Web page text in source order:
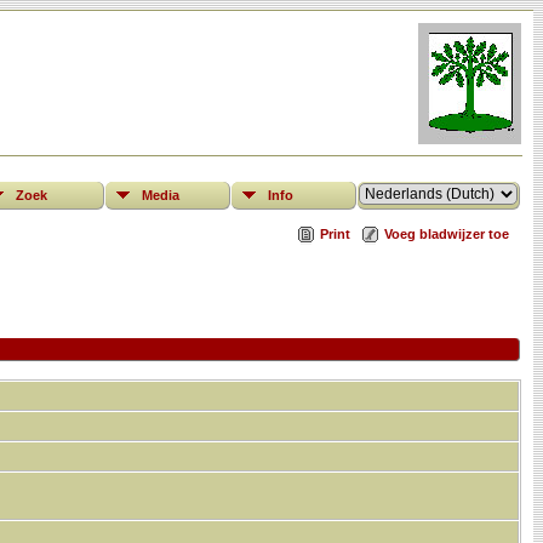
Zoek Media Info
Print Voeg bladwijzer toe